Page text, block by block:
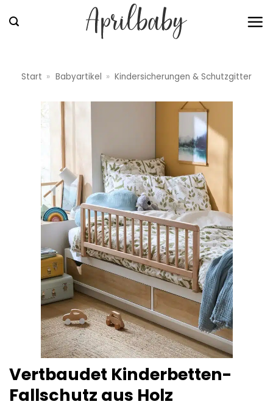
Inhalt
Start » Babyartikel » Kindersicherungen & Schutzgitter
Vertbaudet Kinderbetten-
Fallschutz aus Holz